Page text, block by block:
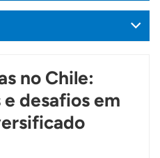
no Chile:
desafios em